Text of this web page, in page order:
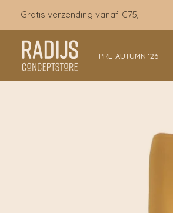
inhoud
Gratis verzending vanaf €75,-
PRE-AUTUMN ‘26